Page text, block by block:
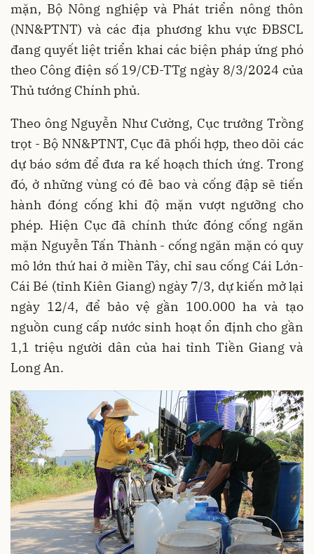
mặn, Bộ Nông nghiệp và Phát triển nông thôn
(NN&PTNT) và các địa phương khu vực ĐBSCL
đang quyết liệt triển khai các biện pháp ứng phó
theo Công điện số 19/CĐ-TTg ngày 8/3/2024 của
Thủ tướng Chính phủ.
Theo ông Nguyễn Như Cường, Cục trưởng Trồng
trọt - Bộ NN&PTNT, Cục đã phối hợp, theo dõi các
dự báo sớm để đưa ra kế hoạch thích ứng. Trong
đó, ở những vùng có đê bao và cống đập sẽ tiến
hành đóng cống khi độ mặn vượt ngưỡng cho
phép. Hiện Cục đã chính thức đóng cống ngăn
mặn Nguyễn Tấn Thành - cống ngăn mặn có quy
mô lớn thứ hai ở miền Tây, chỉ sau cống Cái Lớn-
Cái Bé (tỉnh Kiên Giang) ngày 7/3, dự kiến mở lại
ngày 12/4, để bảo vệ gần 100.000 ha và tạo
nguồn cung cấp nước sinh hoạt ổn định cho gần
1,1 triệu người dân của hai tỉnh Tiền Giang và
Long An.